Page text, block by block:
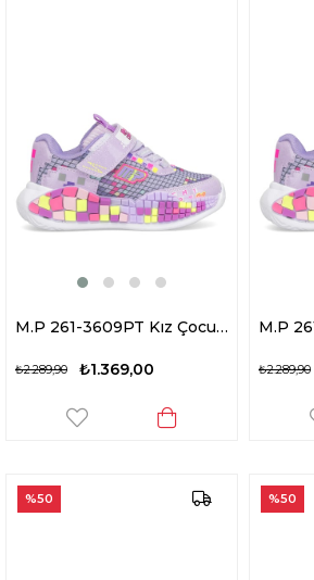
M.P 261-3609PT Kız Çocuk Yürüyüş Ayakkabısı Lila
₺1.369,00
₺2.289,90 ₺2.289,90
%50 %50